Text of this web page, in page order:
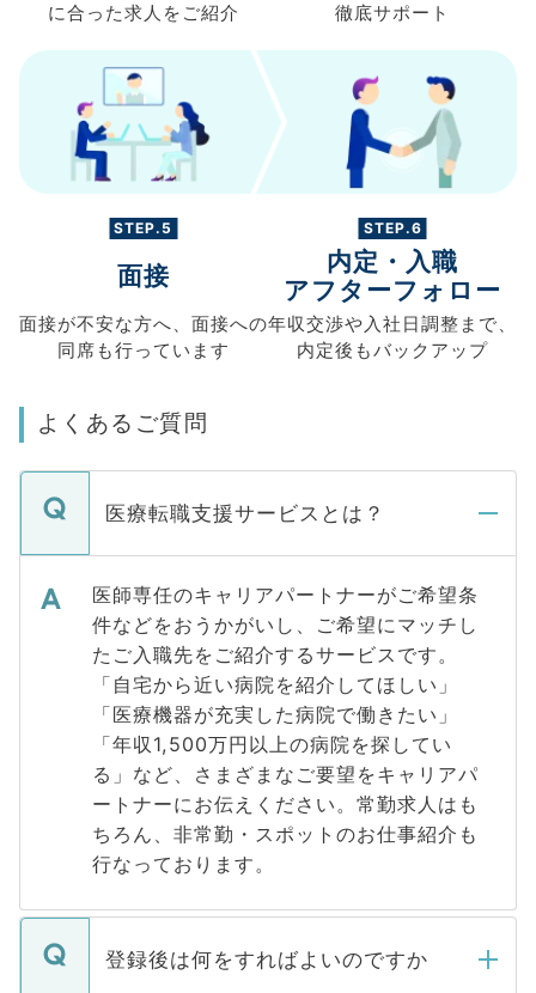
に合った求人を ご紹介
徹底サポート
STEP.5
面接
面接が不安な方へ、 面接への
同席も行っています
STEP.6
内定・入職
アフターフォロー
年収交渉や入社日調整まで、
内定後もバックアップ
よくあるご質問
医療転職支援サービスとは？
医師専任のキャリアパートナーがご希望条
件などをおうかがいし、ご希望にマッチし
たご入職先をご紹介するサービスです。
「自宅から近い病院を紹介してほしい」
「医療機器が充実した病院で働きたい」
「年収1,500万円以上の病院を探してい
る」など、さまざまなご要望をキャリアパ
ートナーにお伝えください。常勤求人はも
ちろん、非常勤・スポットのお仕事紹介も
行なっております。
登録後は何をすればよいのですか